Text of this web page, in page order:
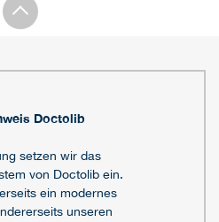
Doctolib
setzen wir das
von Doctolib ein.
ein modernes
unseren